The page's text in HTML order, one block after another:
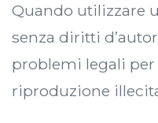
Quando utilizzare
senza diritti
problemi legali per
riproduzione